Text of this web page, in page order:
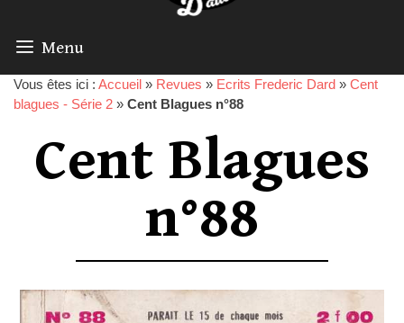
Menu
Vous êtes ici : Accueil » Revues » Ecrits Frederic Dard » Cent
blagues - Série 2 » Cent Blagues n°88
Cent Blagues
n°88